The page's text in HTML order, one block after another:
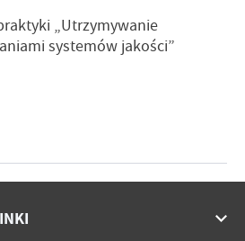
„Utrzymywanie
systemów jakości”